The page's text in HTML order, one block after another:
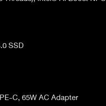
SSD
C, 65W AC Adapter